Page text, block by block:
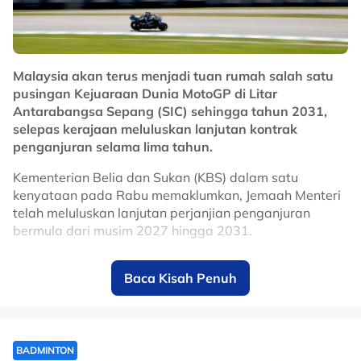
pentas Asia pada musim baharu.
No node context available.
Related Topics
#Selangor #bola sepak
Malaysia akan terus menjadi tuan rumah salah satu
pusingan Kejuaraan Dunia MotoGP di Litar
Antarabangsa Sepang (SIC) sehingga tahun 2031,
selepas kerajaan meluluskan lanjutan kontrak
penganjuran selama lima tahun.
Kementerian Belia dan Sukan (KBS) dalam satu
kenyataan pada Rabu memaklumkan, Jemaah Menteri
telah meluluskan lanjutan perjanjian penganjuran
bermula dari musim 2027 hingga 2031.
Keputusan itu memastikan Malaysia terus kekal dalam
kalendar MotoGP, sekali gus mengukuhkan kedudukan
Sepang sebagai antara litar ikonik dalam kejuaraan
Litar Antarabangsa Sepang mula menjadi tuan rumah
Baca Kisah Penuh
BADMINTON